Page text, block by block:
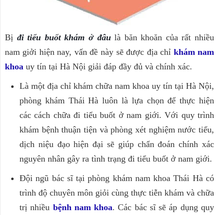
Bị đi tiểu buốt khám ở đâulà băn khoăn của rất nhiều
nam giởi hiện nay, vấn đề này sẽ được địa chỉ khám nam
khoa uy tín tại Hà Nội giải đáp đầy đủ và chính xác.
Là một địa chỉ khám chữa nam khoa uy tín tại Hà Nội,
phòng khám Thái Hà luôn là lựa chọn để thực hiện
các cách chữa đi tiểu buốt ở nam giới. Với quy trình
khám bệnh thuận tiện và phòng xét nghiệm nước tiểu,
dịch niệu đạo hiện đại sẽ giúp chẩn đoán chính xác
nguyên nhân gây ra tình trạng đi tiểu buốt ở nam giới.
Đội ngũ bác sĩ tại phòng khám nam khoa Thái Hà có
trình độ chuyên môn giỏi cùng thực tiễn khám và chữa
trị nhiều bệnh nam khoa. Các bác sĩ sẽ áp dụng quy